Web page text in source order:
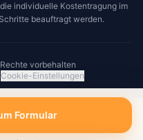
individuelle Kostentragung im
beauftragt werden.
vorbehalten
Cookie-Einstellungen
Formular